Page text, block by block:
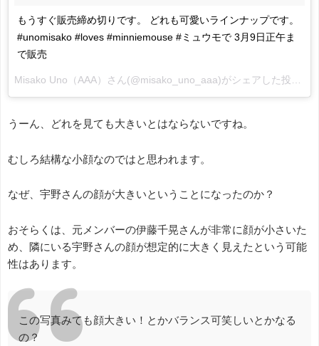
もうすぐ販売締め切りです。 どれも可愛いラインナップです。
#unomisako #loves #minniemouse #ミュウモで 3月9日正午ま
で販売
Misako Uno（AAA） さん(@misako_uno_aaa)がシェアした投稿 -
うーん、どれを見ても大きいとはならないですね。
むしろ結構な小顔なのではと思われます。
なぜ、宇野さんの顔が大きいということになったのか？
おそらくは、元メンバーの伊藤千晃さんが非常に顔が小さいた
め、隣にいる宇野さんの顔が想定的に大きく見えたという可能
性はあります。
この写真みても顔大きい！とかバランス可笑しいとかなる
の？